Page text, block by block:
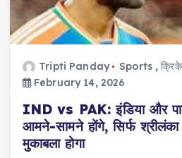
Tripti Panday Sports ,
February 14, 2026
IND vs PAK: इंडिया और
आमने-सामने होंगे, सिर्फ श्रीलंका
मुकाबला होगा